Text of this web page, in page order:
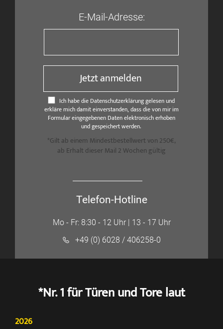
E-Mail-Adresse:
Jetzt anmelden
Ich habe die Datenschutzerklärung gelesen und
erkläre mich damit einverstanden, dass die von mir im
Formular eingegebenen Daten elektronisch erhoben
und gespeichert werden.
*Gilt ab einem Mindestbestellwert von 250€,
ab Erhalt dieser Mail 2 Wochen gültig
Telefon-Hotline
Mo - Fr: 8:30 - 12 Uhr | 13 - 17 Uhr
+49 (0) 6028 / 406258-0
*Nr. 1 für Türen und Tore laut
2026